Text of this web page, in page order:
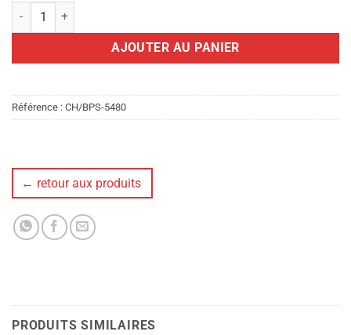
quantité de 1 DISTRIB SAC DE DEJECTION +1 ROULEAU
AJOUTER AU PANIER
Référence : CH/BPS-5480
← retour aux produits
PRODUITS SIMILAIRES